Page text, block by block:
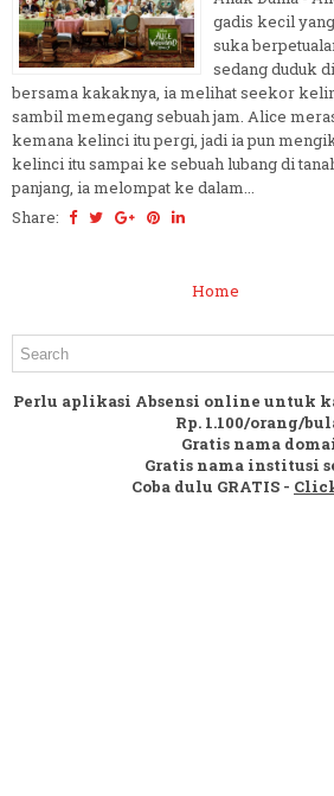
gadis kecil
suka
sedang duduk
bersama kakaknya, ia melihat seekor
sambil memegang sebuah jam. Alice
kemana kelinci itu pergi, jadi ia pun
kelinci itu sampai ke sebuah lubang di
panjang, ia melompat ke dalam...
Share:
Home
Perlu aplikasi Absensi online untuk
Rp. 1.100/orang/
Gratis nama
Gratis nama institusi
Coba dulu GRATIS -